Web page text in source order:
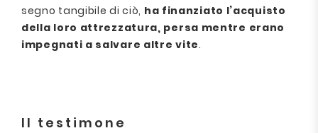
segno tangibile di ciò, ha finanziato l’acquisto
della loro attrezzatura, persa mentre erano
impegnati a salvare altre vite.
Il testimone